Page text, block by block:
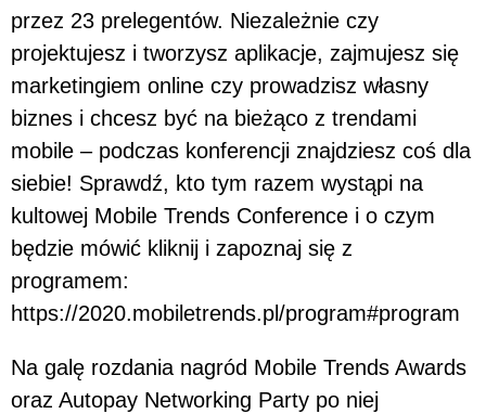
przez 23 prelegentów. Niezależnie czy
projektujesz i tworzysz aplikacje, zajmujesz się
marketingiem online czy prowadzisz własny
biznes i chcesz być na bieżąco z trendami
mobile – podczas konferencji znajdziesz coś dla
siebie! Sprawdź, kto tym razem wystąpi na
kultowej Mobile Trends Conference i o czym
będzie mówić kliknij i zapoznaj się z
programem:
https://2020.mobiletrends.pl/program#program
Na galę rozdania nagród Mobile Trends Awards
oraz Autopay Networking Party po niej